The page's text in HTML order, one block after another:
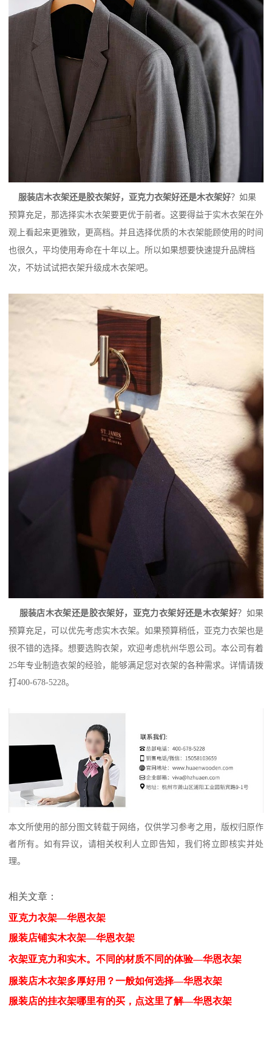
服装店木衣架还是胶衣架好，亚克力衣架好还是木衣架好？如果
预算充足，那选择实木衣架要更优于前者。这要得益于实木衣架在外
观上看起来更雅致，更高档。并且选择优质的木衣架能顾使用的时间
也很久，平均使用寿命在十年以上。所以如果想要快速提升品牌档
次，不妨试试把衣架升级成木衣架吧。
服装店木衣架还是胶衣架好，亚克力衣架好还是木衣架好？如果
预算充足，可以优先考虑实木衣架。如果预算稍低，亚克力衣架也是
很不错的选择。想要选购衣架，欢迎考虑杭州华恩公司。本公司有着
25年专业制造衣架的经验，能够满足您对衣架的各种需求。详情请拨
打 400-678-5228。
本文所使用的部分图文转载于网络，仅供学习参考之用，版权归原作
者所有。如有异议，请相关权利人立即告知，我们将立即核实并处
理。
相关文章：
亚克力衣架—华恩衣架
服装店铺实木衣架—华恩衣架
衣架亚克力和实木。不同的材质不同的体验—华恩衣架
服装店木衣架多厚好用？一般如何选择—华恩衣架
服装店的挂衣架哪里有的买，点这里了解—华恩衣架